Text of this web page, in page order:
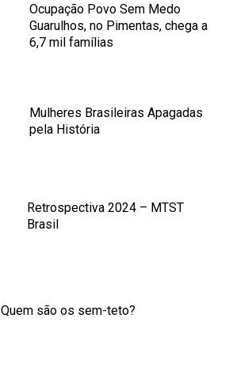
Ocupação Povo Sem Medo
Guarulhos, no Pimentas, chega a
6,7 mil famílias
Mulheres Brasileiras Apagadas
pela História
Retrospectiva 2024 – MTST
Brasil
Quem são os sem-teto?